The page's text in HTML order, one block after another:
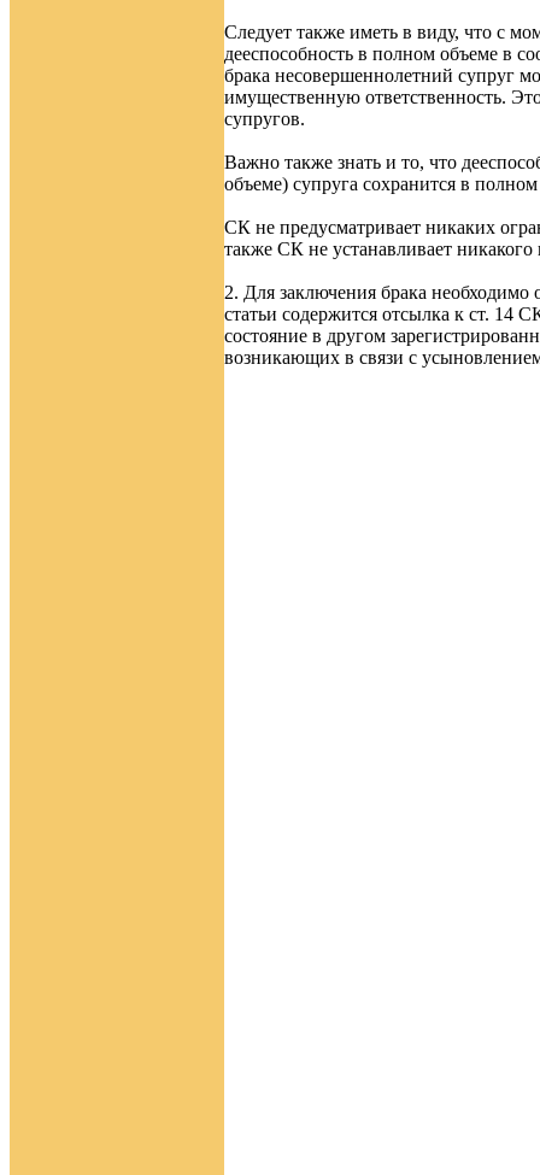
Следует также иметь в виду, что с
дееспособность в полном объеме в
брака несовершеннолетний супруг
имущественную ответственность.
супругов.
Важно также знать и то, что
объеме) супруга сохранится в
СК не предусматривает никаких
также СК не устанавливает
2. Для заключения брака
статьи содержится отсылка к ст. 14
состояние в другом
возникающих в связи с